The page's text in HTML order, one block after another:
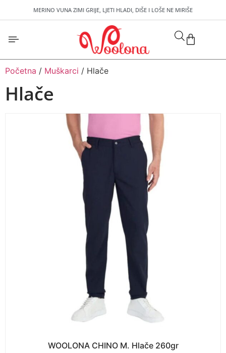
MERINO VUNA ZIMI GRIJE, LJETI HLADI, DIŠE I LOŠE NE MIRIŠE
Početna / Muškarci / Hlače
Hlače
WOOLONA CHINO M. Hlače 260gr